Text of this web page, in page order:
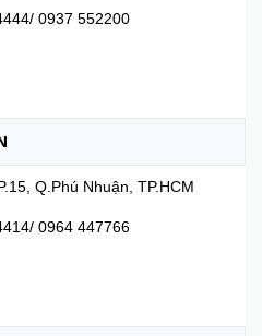
0937 552200
Q.Phú Nhuận, TP.HCM
0964 447766